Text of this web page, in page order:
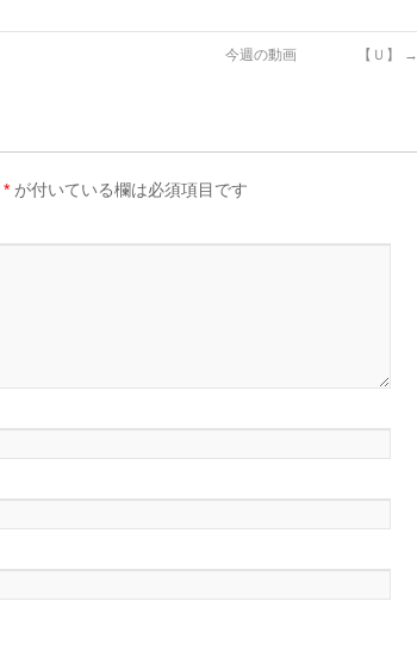
今週の動画 【Ｕ】 →
* が付いている欄は必須項目です